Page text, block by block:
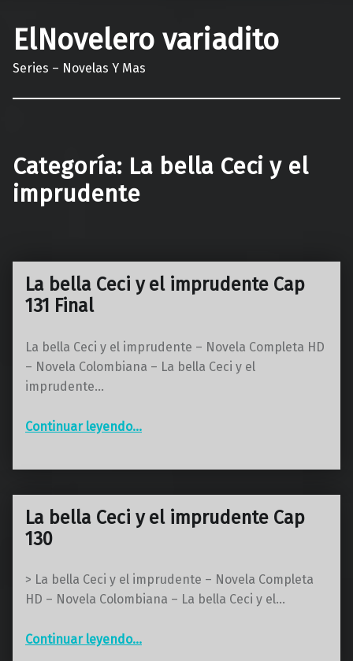
ElNovelero variadito
Series – Novelas Y Mas
Categoría: La bella Ceci y el
imprudente
La bella Ceci y el imprudente Cap
131 Final
La bella Ceci y el imprudente – Novela Completa HD
– Novela Colombiana – La bella Ceci y el
imprudente…
Continuar leyendo“La bella Ceci y el imprudente Cap 131 Final”
…
La bella Ceci y el imprudente Cap
130
> La bella Ceci y el imprudente – Novela Completa
HD – Novela Colombiana – La bella Ceci y el…
Continuar leyendo“La bella Ceci y el imprudente Cap 130”
…